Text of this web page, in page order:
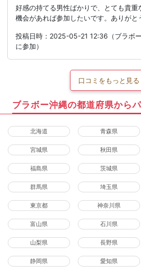
好感の持てる男性ばかりで、とても貴重
機会があれば参加したいです。ありがと
投稿日時：2025-05-21 12:36（ブラボ
に参加）
口コミをもっと見る
ブラボー沖縄の都道府県から
北海道 青森県
宮城県 秋田県
福島県 茨城県
群馬県 埼玉県
東京都 神奈川県
富山県 石川県
山梨県 長野県
静岡県 愛知県